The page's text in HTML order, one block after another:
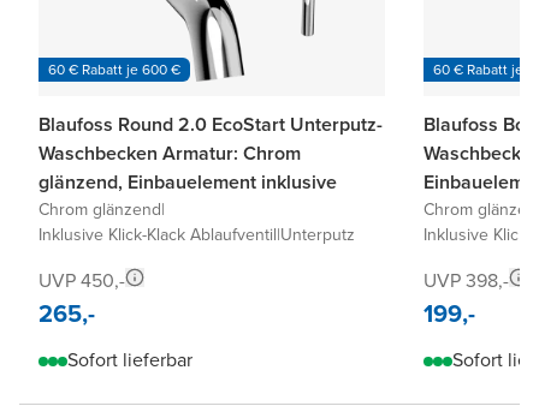
60 € Rabatt je 600 €
Blaufoss Round 2.0 EcoStart Unterputz-
Waschbecken Armatur: Chrom
glänzend, Einbauelement inklusive
Chrom glänzend|
Inklusive Klick-Klack Ablaufventil|Unterputz
UVP 450,-
265,-
Sofort lieferbar
60 € Rabatt je
Blaufoss
Chrom
Inklusive
UVP 398,-
199,-
Sofort